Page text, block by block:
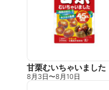
甘栗むいちゃいました
8月3日〜8月10日